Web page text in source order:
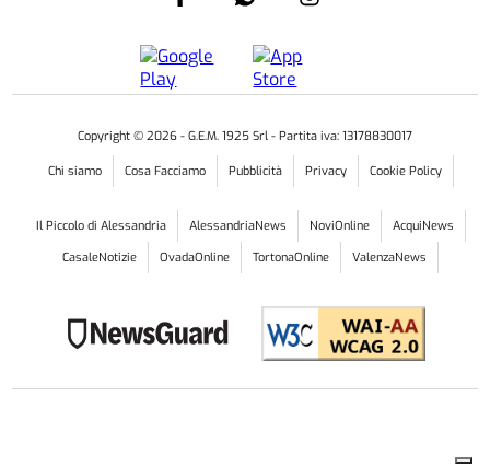
Copyright © 2026 - G.E.M. 1925 Srl - Partita iva: 13178830017
Chi siamo Cosa Facciamo Pubblicità Privacy Cookie Policy
Il Piccolo di Alessandria AlessandriaNews NoviOnline
AcquiNews
CasaleNotizie
OvadaOnline TortonaOnline ValenzaNews